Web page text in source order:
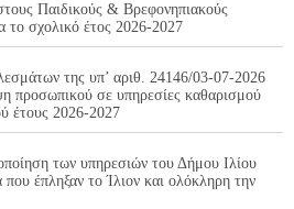
Παιδικούς & Βρεφονηπιακούς
το σχολικό έτος 2026-2027
της υπ’ αριθ. 24146/03-07-2026
προσωπικού σε υπηρεσίες καθαρισμού
έτους 2026-2027
των υπηρεσιών του Δήμου Ιλίου
που έπληξαν το Ίλιον και ολόκληρη την